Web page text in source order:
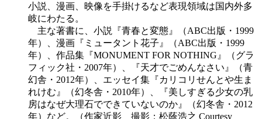
小説、漫画、映像を手掛けるなど表現領域は国内外多
岐にわたる。
主な著書に、小説『青春と変態』（ABC出版・1999
年）、漫画『ミュータント花子』（ABC出版・1999
年）、作品集『MONUMENT FOR NOTHING』（グラ
フィック社・2007年）、『天才でごめんなさい』（青
幻舎・2012年）、エッセイ集『カリコリせんとや生ま
れけむ』（幻冬舎・2010年）、『美しすぎる少女の乳
房はなぜ大理石でできていないのか』（幻冬舎・2012
年）など。（作家近影 撮影：松蔭浩之 Courtesy